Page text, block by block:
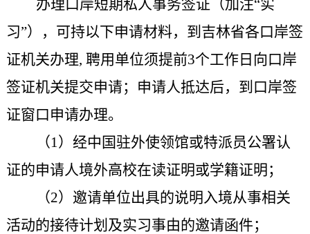
办理口岸短期私人事务签证（加注“实
习”），可持以下申请材料，到 吉林省各口岸签
证机关办理, 聘用单位须提前3个工作日向口岸
签证机关提交申请；申请人抵达后，到口岸签
证窗口申请办理。
（1）经中国驻外使领馆或特派员公署认
证的申请人境外高校在读证明或学籍证明；
（2）邀请单位出具的说明入境从事相关
活动的接待计划及实习事由的邀请函件；